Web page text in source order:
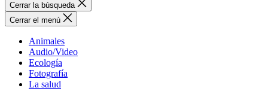
Cerrar la búsqueda
Cerrar el menú
Animales
Audio/Video
Ecología
Fotografía
La salud